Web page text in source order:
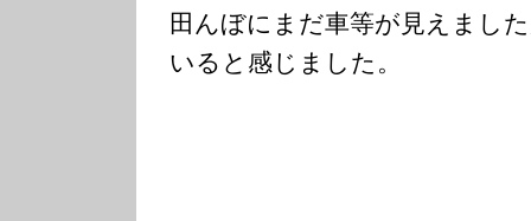
田んぼにまだ車等が見えまし
いると感じました。